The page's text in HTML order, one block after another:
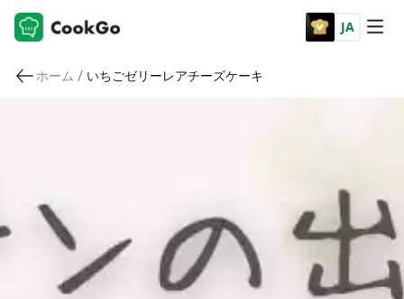
JA
ホーム / いちごゼリーレアチーズケーキ